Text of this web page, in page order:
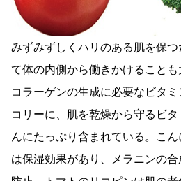
みずみずしくハリのある肌を保
て体の内側から働きかけること
コラーゲンの生成に必要なビタ
コリーに、肌を乾燥から守るビ
んにたっぷり含まれている。こ
は保湿効果があり、メラニンの